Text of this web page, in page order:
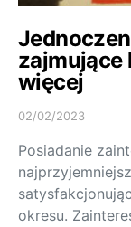
zajmujące
więcej
02/02/2023
Posiadanie
okresu.